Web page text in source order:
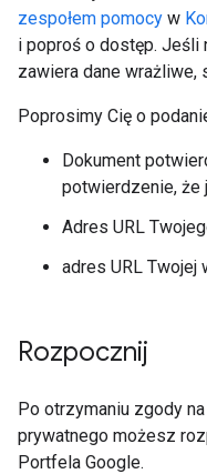
zespołem pomocy w
i poproś o dostęp. Jeśli
zawiera dane wrażliwe,
Poprosimy Cię o
Dokument
potwierdzenie, że
Adres URL
adres URL Twojej
Rozpocznij
Po otrzymaniu zgody
prywatnego możesz
Portfela Google.